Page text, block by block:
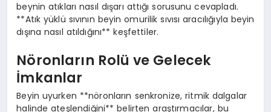
beynin atıkları nasıl dışarı attığı sorusunu cevapladı.
**Atık yüklü sıvının beyin omurilik sıvısı aracılığıyla beyin
dışına nasıl atıldığını** keşfettiler.
Nöronların Rolü ve Gelecek
İmkanlar
Beyin uyurken **nöronların senkronize, ritmik dalgalar
halinde ateşlendiğini** belirten araştırmacılar, bu